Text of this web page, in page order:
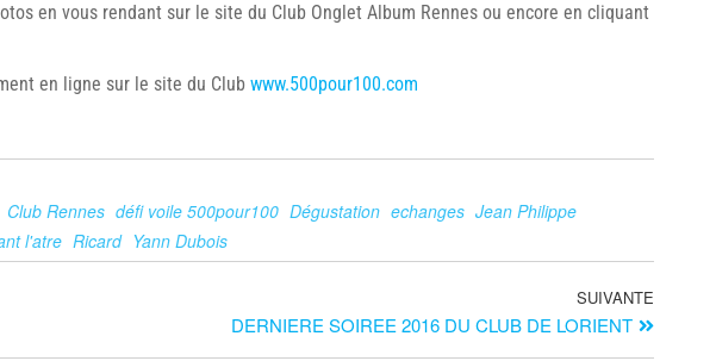
en vous rendant sur le site du Club Onglet Album Rennes ou encore en cliquant
en ligne sur le site du Club www.500pour100.com
Club Rennes défi voile 500pour100 Dégustation echanges Jean Philippe
l'atre Ricard Yann Dubois
SUIVANTE
DERNIERE SOIREE 2016 DU CLUB DE LORIENT